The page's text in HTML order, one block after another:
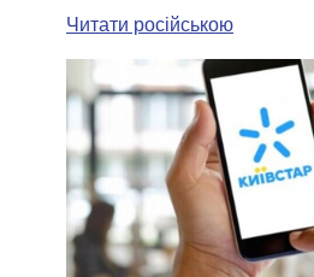
Читати російською